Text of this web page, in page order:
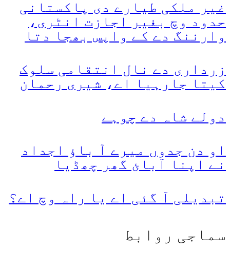
غیر ملکی طیارے دی پاکستانی
حدود وچ بغیر اجازت انٹری،
وارننگ دے کے واپس بھجا دتا
زرداری دے نال انتقامی سلوک
کیتا جارہیا اے، شیری رحمان
دولے شاہ دے چوہے
او دن جدوں میرے آ باؤ اجداد
نے اپنا آبائ گھر چھڈیا
تبدیلی آ گئی اے یا راہ وچ اے؟
سماجی روابط